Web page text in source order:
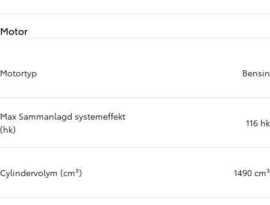
Motor
Motortyp Bensin
Max Sammanlagd systemeffekt
(hk)
116 hk
Cylindervolym (cm³) 1490 cm³